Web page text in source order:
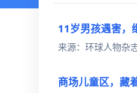
11岁男孩遇害，
来源：环球人物杂
商场儿童区，藏